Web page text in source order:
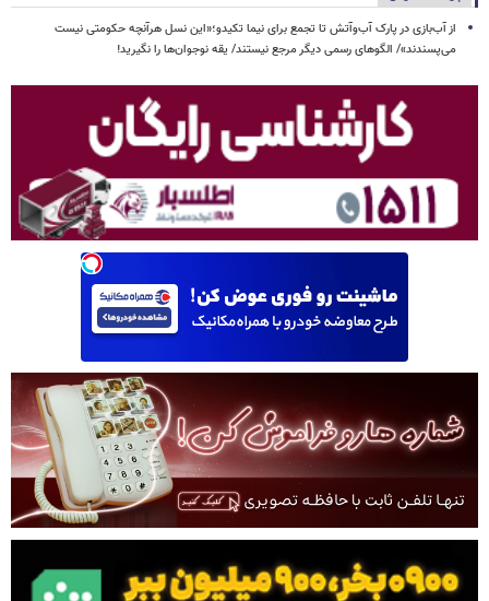
از آب‌بازی در پارک آب‌وآتش تا تجمع برای نیما تکیدو؛«این نسل هرآنچه حکومتی نیست
می‌پسندند»/ الگوهای رسمی دیگر مرجع نیستند/ یقه نوجوان‌ها را نگیرید!